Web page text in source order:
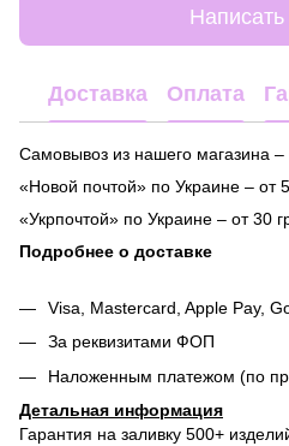
Написать
Доставка Оплата
Самовывоз из нашего магазина –
«Новой почтой» по Украине – от
«Укрпочтой» по Украине – от 30
Подробнее о доставке
Visa, Mastercard, Apple Pay,
За реквизитами ФОП
Наложенным платежом (по
Детальная информация
Гарантия на заливку 500+